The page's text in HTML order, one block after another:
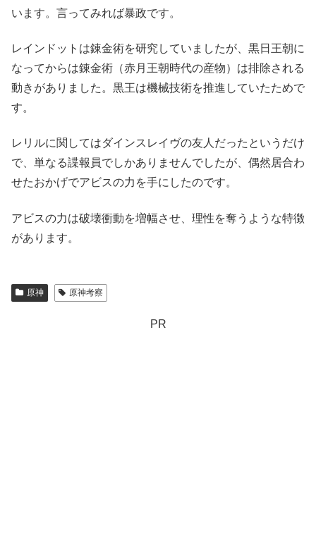
います。言ってみれば暴政です。
レインドットは錬金術を研究していましたが、黒日王朝に
なってからは錬金術（赤月王朝時代の産物）は排除される
動きがありました。黒王は機械技術を推進していたためで
す。
レリルに関してはダインスレイヴの友人だったというだけ
で、単なる諜報員でしかありませんでしたが、偶然居合わ
せたおかげでアビスの力を手にしたのです。
アビスの力は破壊衝動を増幅させ、理性を奪うような特徴
があります。
原神 原神考察
PR